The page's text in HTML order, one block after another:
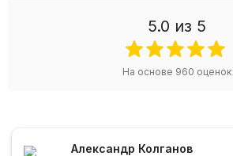
5.0 из 5
На основе 960 оценок
Александр Колганов